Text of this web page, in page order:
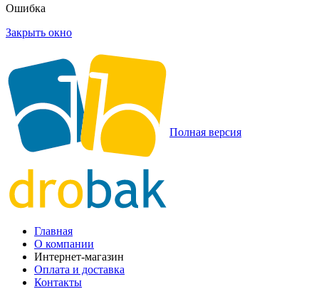
Ошибка
Закрыть окно
Полная версия
Главная
О компании
Интернет-магазин
Оплата и доставка
Контакты